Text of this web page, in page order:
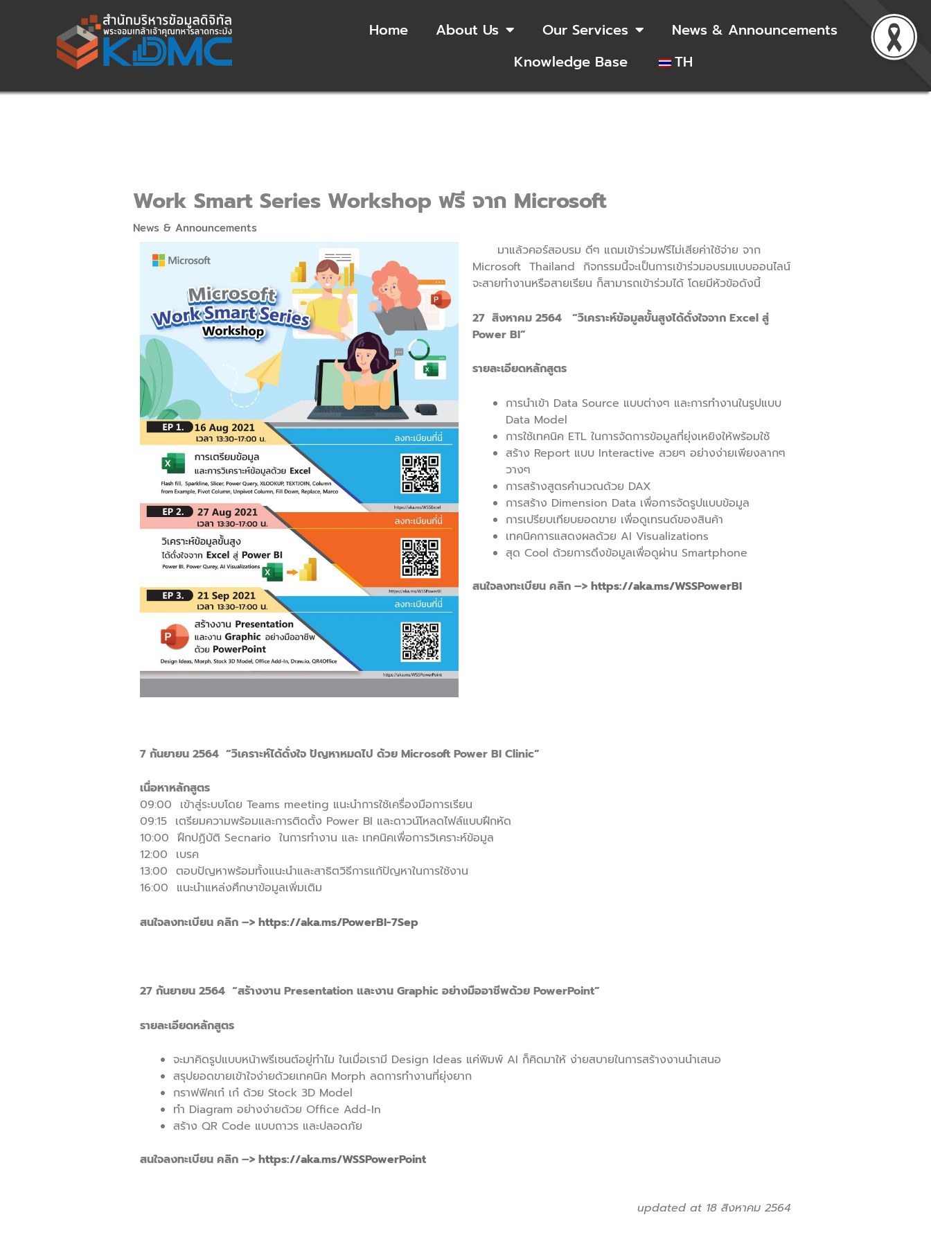
Home About Us Our Services
News & Announcements
Knowledge Base
TH
Work Smart Series Workshop ฟรี จาก Microsoft
News & Announcements
มาแล้วคอร์สอบรม ดีๆ แถมเข้าร่วมฟรีไม่เสียค่าใช้จ่าย จาก
Microsoft Thailand กิจกรรมนี้จะเป็นการเข้าร่วมอบรมแบบออนไลน์
จะสายทำงานหรือสายเรียน ก็สามารถเข้าร่วมได้ โดยมีหัวข้อดังนี้
27 สิงหาคม 2564 “วิเคราะห์ข้อมูลขั้นสูงได้ดั่งใจจาก Excel สู่
Power BI”
รายละเอียดหลักสูตร
การนำเข้า Data Source แบบต่างๆ และการทำงานในรูปแบบ
Data Model
การใช้เทคนิค ETL ในการจัดการข้อมูลที่ยุ่งเหยิงให้พร้อมใช้
สร้าง Report แบบ Interactive สวยๆ อย่างง่ายเพียงลากๆ
วางๆ
การสร้างสูตรคำนวณด้วย DAX
การสร้าง Dimension Data เพื่อการจัดรูปแบบข้อมูล
การเปรียบเทียบยอดขาย เพื่อดูเทรนด์ของสินค้า
เทคนิคการแสดงผลด้วย AI Visualizations
สุด Cool ด้วยการดึงข้อมูลเพื่อดูผ่าน Smartphone
สนใจลงทะเบียน คลิก –> https://aka.ms/WSSPowerBI
7 กันยายน 2564 “วิเคราะห์ได้ดั่งใจ ปัญหาหมดไป ด้วย Microsoft Power BI Clinic”
เนื่อหาหลักสูตร
09:00 เข้าสู่ระบบโดย Teams meeting แนะนำการใช้เครื่องมือการเรียน
09:15 เตรียมความพร้อมและการติดตั้ง Power BI และดาวน์โหลดไฟล์แบบฝึกหัด
10:00 ฝึกปฏิบัติ Secnario ในการทำงาน และ เทคนิคเพื่อการวิเคราะห์ข้อมูล
12:00 เบรค
13:00 ตอบปัญหาพร้อมทั้งแนะนำและสาธิตวิธีการแก้ปัญหาในการใช้งาน
16:00 แนะนำแหล่งศึกษาข้อมูลเพิ่มเติม
สนใจลงทะเบียน คลิก –>https://aka.ms/PowerBI-7Sep
27 กันยายน 2564 “สร้างงาน Presentation และงาน Graphic อย่างมืออาชีพด้วย PowerPoint”
รายละเอียดหลักสูตร
จะมาคิดรูปแบบหน้าพรีเซนต์อยู่ทำไม ในเมื่อเรามี Design Ideas แค่พิมพ์ AI ก็คิดมาให้ ง่ายสบายในการสร้างงานนำเสนอ
สรุปยอดขายเข้าใจง่ายด้วยเทคนิค Morph ลดการทำงานที่ยุ่งยาก
กราฟฟิคเก๋ เก๋ ด้วย Stock 3D Model
ทำ Diagram อย่างง่ายด้วย Office Add-In
สร้าง QR Code แบบถาวร และปลอดภัย
สนใจลงทะเบียน คลิก –>https://aka.ms/WSSPowerPoint
updated at 18 สิงหาคม 2564